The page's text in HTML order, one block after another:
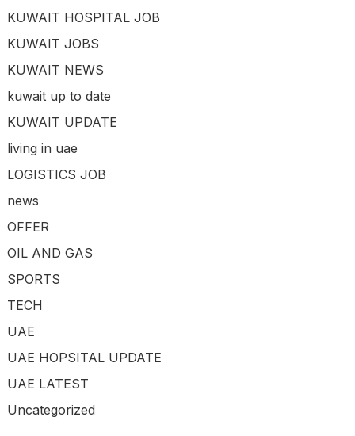
KUWAIT HOSPITAL JOB
KUWAIT JOBS
KUWAIT NEWS
kuwait up to date
KUWAIT UPDATE
living in uae
LOGISTICS JOB
news
OFFER
OIL AND GAS
SPORTS
TECH
UAE
UAE HOPSITAL UPDATE
UAE LATEST
Uncategorized